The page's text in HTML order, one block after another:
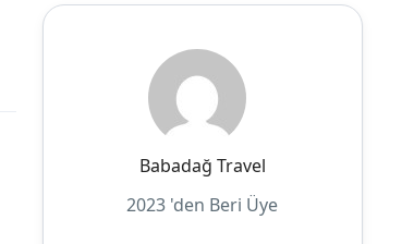
Babadağ Travel
2023 'den Beri Üye